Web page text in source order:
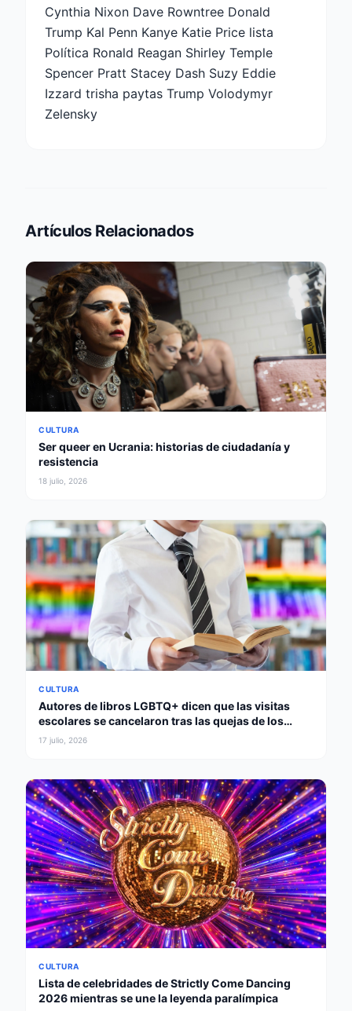
Cynthia Nixon Dave Rowntree Donald
Trump Kal Penn Kanye Katie Price lista
Política Ronald Reagan Shirley Temple
Spencer Pratt Stacey Dash Suzy Eddie
Izzard trisha paytas Trump Volodymyr
Zelensky
Artículos Relacionados
CULTURA
Ser queer en Ucrania: historias de ciudadanía y
resistencia
18 julio, 2026
CULTURA
Autores de libros LGBTQ+ dicen que las visitas
escolares se cancelaron tras las quejas de los
padres
17 julio, 2026
CULTURA
Lista de celebridades de Strictly Come Dancing
2026 mientras se une la leyenda paralímpica